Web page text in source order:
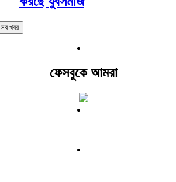
সব খবর
ফেসবুকে আমরা